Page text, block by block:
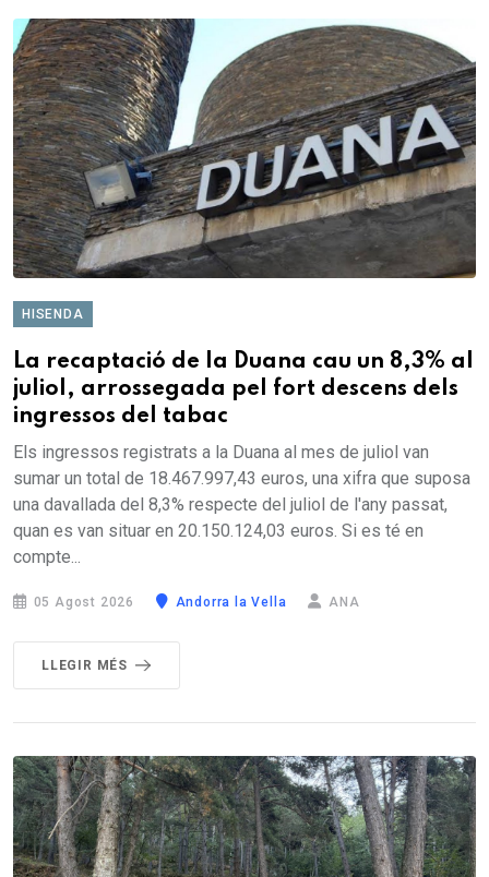
HISENDA
La recaptació de la Duana cau un 8,3% al
juliol, arrossegada pel fort descens dels
ingressos del tabac
Els ingressos registrats a la Duana al mes de juliol van
sumar un total de 18.467.997,43 euros, una xifra que suposa
una davallada del 8,3% respecte del juliol de l'any passat,
quan es van situar en 20.150.124,03 euros. Si es té en
compte...
05 Agost 2026 Andorra la Vella ANA
LLEGIR MÉS